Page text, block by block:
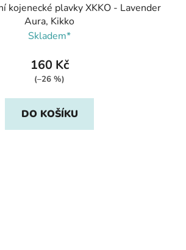
kojenecké plavky XKKO - Lavender
Aura, Kikko
Skladem*
160 Kč
(–26 %)
DO KOŠÍKU